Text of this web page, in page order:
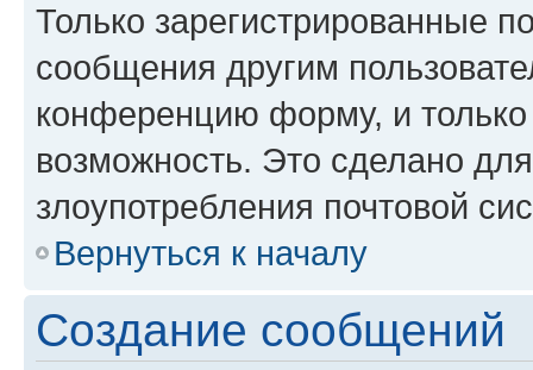
Только зарегистрированные
сообщения другим
конференцию форму, и
возможность. Это сделано
злоупотребления почтовой
Вернуться к началу
Создание сообщений